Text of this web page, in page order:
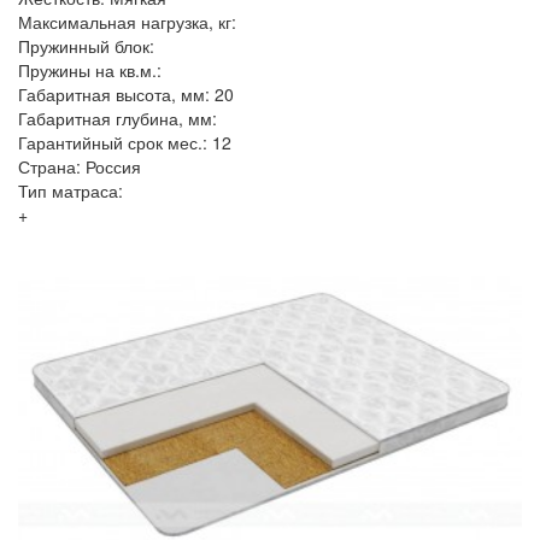
Максимальная нагрузка, кг:
Пружинный блок:
Пружины на кв.м.:
Габаритная высота, мм: 20
Габаритная глубина, мм:
Гарантийный срок мес.: 12
Страна: Россия
Тип матраса:
+